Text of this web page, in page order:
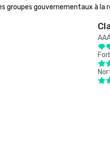
groupes gouvernementaux à